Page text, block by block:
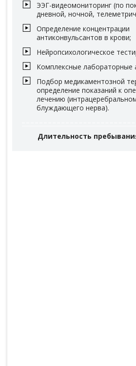
ЭЭГ-видеомониторинг (по
дневной, ночной,
Определение концентрации
антиконвульсантов в крови;
Нейропсихологическое
Комплексные лабораторные
Подбор медикаментозной
определение показаний к
лечению
блуждающего нерва).
Длительность